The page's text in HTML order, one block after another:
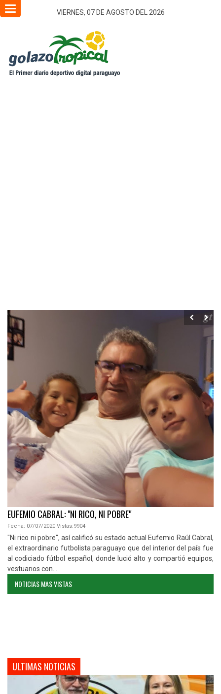
VIERNES, 07 DE AGOSTO DEL 2026
Toggle
navigation
Cabral,
país fue
PARAGUAY VUELVE A UN MUNDIAL, TRAS LARGOS 16 AÑOS
Fecha:04/09/2025Vistas:
La selección paraguaya logró su clasificación al Mundial
igualar este jueves sin gol con la selección de Ecuador. El
histórico dado por el equipo de Gustavo Alfaro, se
años después.Un Defensores del Chaco repleto...
NOTICIAS MAS VISTAS
ULTIMAS NOTICIAS